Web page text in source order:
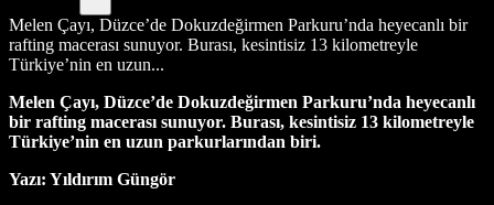
Melen Çayı, Düzce’de Dokuzdeğirmen Parkuru’nda heyecanlı bir
rafting macerası sunuyor. Burası, kesintisiz 13 kilometreyle
Türkiye’nin en uzun...
Melen Çayı, Düzce’de Dokuzdeğirmen Parkuru’nda heyecanlı
bir rafting macerası sunuyor. Burası, kesintisiz 13 kilometreyle
Türkiye’nin en uzun parkurlarından biri.
Yazı: Yıldırım Güngör